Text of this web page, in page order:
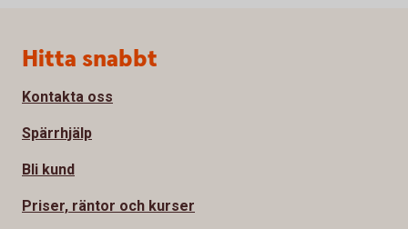
Sidfot
Hitta snabbt
Kontakta oss
Spärrhjälp
Bli kund
Priser, räntor och kurser